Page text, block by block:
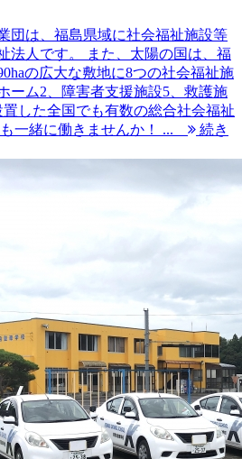
団は、福島県域に社会福祉施設等
法人です。 また、太陽の国は、福
の広大な敷地に8つの社会福祉施
ーム2、障害者支援施設5、救護施
した全国でも有数の総合社会福祉
一緒に働きませんか！ ...
続き